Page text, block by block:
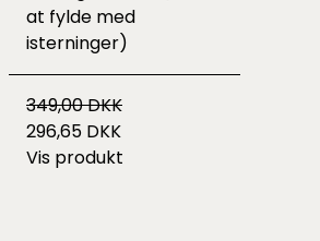
at fylde med
isterninger)
349,00 DKK
296,65 DKK
Vis produkt